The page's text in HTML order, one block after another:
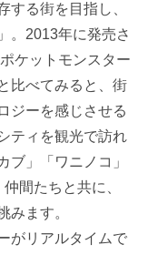
する街を目指し、
。2013年に発売さ
ケットモンスター
比べてみると、街
ジーを感じさせる
ティを観光で訪れ
ブ」「ワニノコ」
間たちと共に、
みます。
がリアルタイムで